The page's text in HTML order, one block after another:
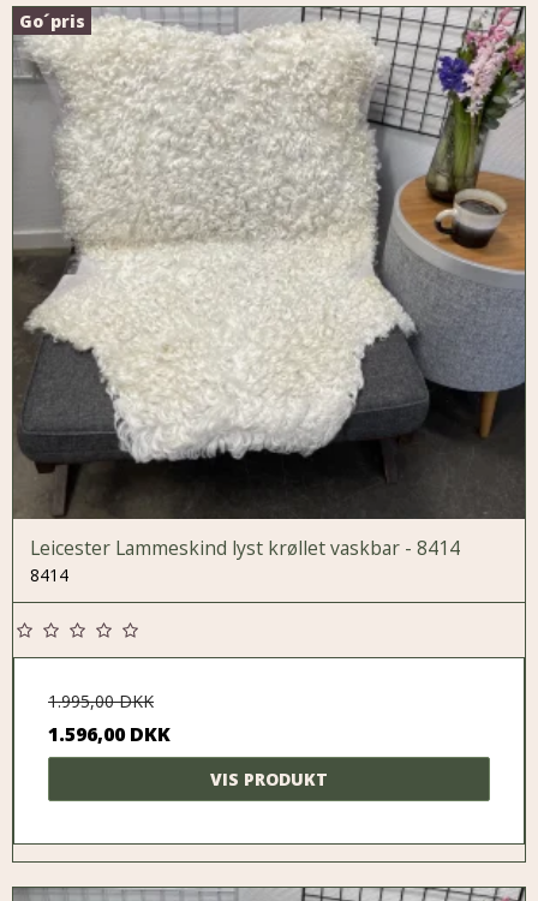
Go´pris
Leicester Lammeskind lyst krøllet vaskbar - 8414
8414
1.995,00 DKK
1.596,00 DKK
VIS PRODUKT